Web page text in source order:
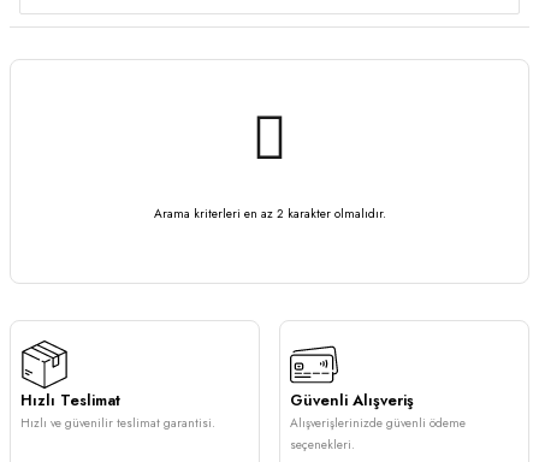
Arama kriterleri en az 2 karakter olmalıdır.
Hızlı Teslimat
Hızlı ve güvenilir teslimat garantisi.
Güvenli Alışveriş
Alışverişlerinizde güvenli ödeme
seçenekleri.